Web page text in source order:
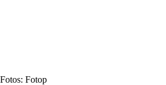
Fotos: Fotop